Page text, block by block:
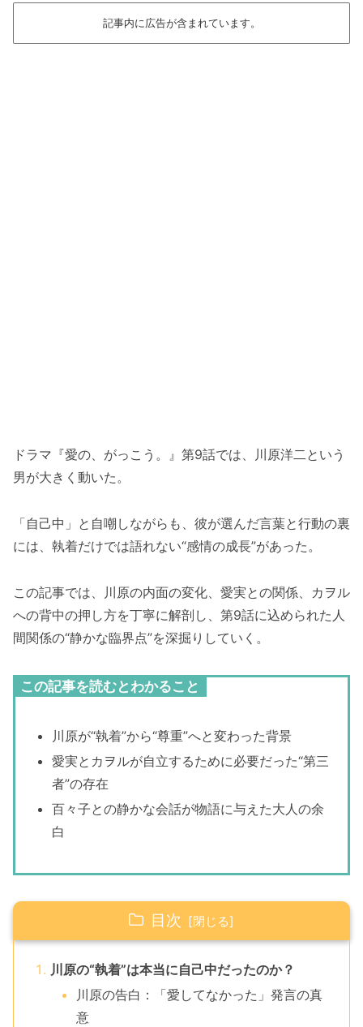
記事内に広告が含まれています。
ドラマ『愛の、がっこう。』第9話では、川原洋二という
男が大きく動いた。
「自己中」と自嘲しながらも、彼が選んだ言葉と行動の裏
には、執着だけでは語れない“感情の成長”があった。
この記事では、川原の内面の変化、愛実との関係、カヲル
への背中の押し方を丁寧に解剖し、第9話に込められた人
間関係の“静かな臨界点”を深掘りしていく。
この記事を読むとわかること
川原が“執着”から“尊重”へと変わった背景
愛実とカヲルが自立するために必要だった“第三
者”の存在
百々子との静かな会話が物語に与えた大人の余
白
目次
川原の“執着”は本当に自己中だったのか？
川原の告白：「愛してなかった」発言の真
意